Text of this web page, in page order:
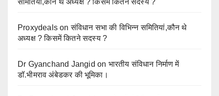
समितियां,कौन थे अध्यक्ष ? किसमें कितने सदस्य ?
Proxydeals onसंविधान सभा की विभिन्न समितियां,कौन थे
अध्यक्ष ? किसमें कितने सदस्य ?
Dr Gyanchand Jangid on भारतीय संविधान निर्माण में
डॉ.भीमराव अंबेडकर की भूमिका।